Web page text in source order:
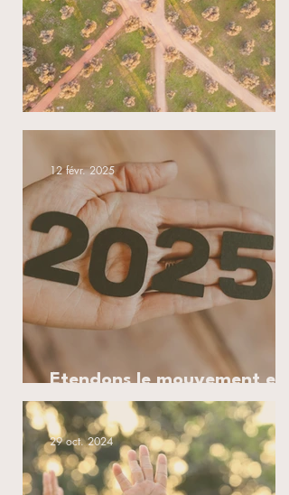
Les 3 scenarii de l'AG
Étendons le mouvement en
2025!
12 févr. 2025
29 oct. 2024